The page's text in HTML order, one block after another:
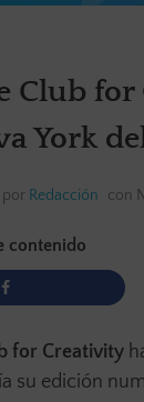
Club
York
por Redacción con
contenido
for Creativity
su edición